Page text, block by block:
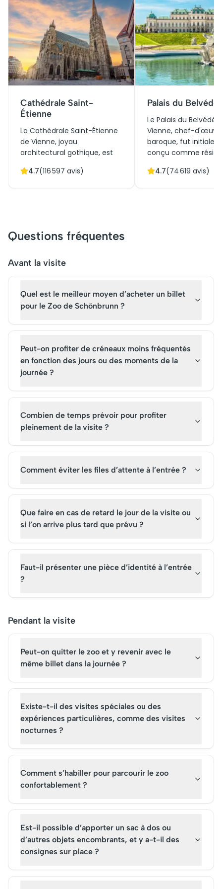
Cathédrale Saint-
Étienne
La Cathédrale Saint-Étienne
de Vienne, joyau
architectural gothique, est
de l'histoire autrichienne.
ville. Aujourd'hui, elle attire
des milliers de touristes,
artistiques et ses concerts
incontournable, et il est
conseillé de réserver des
découvrir ce monument
4.7(116 597 avis)
Palais du
Le Palais du
Vienne, chef-
baroque, fut
conçu comme
de Savoie. Il
réserver leurs billets
la culture viennoise.
4.7(74 619 avis)
Questions fréquentes
Avant la visite
Quel est le meilleur moyen d’acheter un billet
pour le Zoo de Schönbrunn ?
Peut-on profiter de créneaux moins fréquentés
en fonction des jours ou des moments de la
journée ?
Combien de temps prévoir pour profiter
pleinement de la visite ?
Comment éviter les files d’attente à l’entrée ?
Que faire en cas de retard le jour de la visite ou
si l’on arrive plus tard que prévu ?
Faut-il présenter une pièce d’identité à l’entrée
?
Pendant la visite
Peut-on quitter le zoo et y revenir avec le
même billet dans la journée ?
Existe-t-il des visites spéciales ou des
expériences particulières, comme des visites
nocturnes ?
Comment s’habiller pour parcourir le zoo
confortablement ?
Est-il possible d’apporter un sac à dos ou
d’autres objets encombrants, et y a-t-il des
consignes sur place ?